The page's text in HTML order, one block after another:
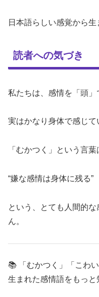
日本語らしい感覚から生
読者への気づき
私たちは、感情を「頭」
実はかなり身体で感じて
「むかつく」という言葉
“嫌な感情は身体に残る”
という、とても人間的
ん。
📚 「むかつく」「こわ
生まれた感情語をもっと